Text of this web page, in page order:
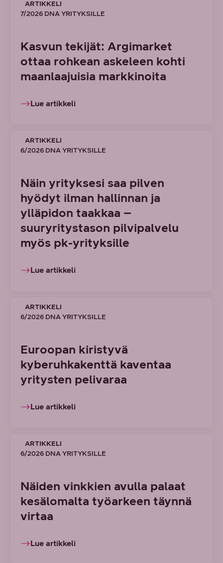
ARTIKKELI
7/2026 DNA YRITYKSILLE
Kasvun tekijät: Argimarket
ottaa rohkean askeleen kohti
maanlaajuisia markkinoita
Lue artikkeli
ARTIKKELI
6/2026 DNA YRITYKSILLE
Näin yrityksesi saa pilven
hyödyt ilman hallinnan ja
ylläpidon taakkaa –
suuryritystason pilvipalvelu
myös pk-yrityksille
Lue artikkeli
ARTIKKELI
6/2026 DNA YRITYKSILLE
Euroopan kiristyvä
kyberuhkakenttä kaventaa
yritysten pelivaraa
Lue artikkeli
ARTIKKELI
6/2026 DNA YRITYKSILLE
Näiden vinkkien avulla palaat
kesälomalta työarkeen täynnä
virtaa
Lue artikkeli